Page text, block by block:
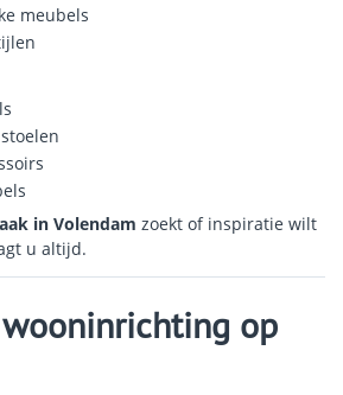
meubels
in Volendam zoekt of inspiratie wilt
u altijd.
op